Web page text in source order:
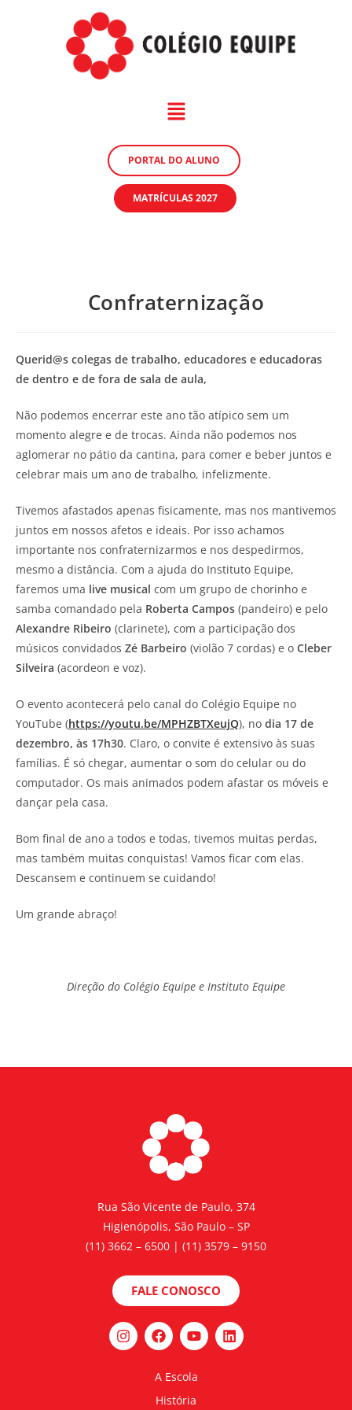
PORTAL DO ALUNO
MATRÍCULAS 2027
Confraternização
Querid@s colegas de trabalho, educadores e educadoras
de dentro e de fora de sala de aula,
Não podemos encerrar este ano tão atípico sem um
momento alegre e de trocas. Ainda não podemos nos
aglomerar no pátio da cantina, para comer e beber juntos e
celebrar mais um ano de trabalho, infelizmente.
Tivemos afastados apenas fisicamente, mas nos mantivemos
juntos em nossos afetos e ideais. Por isso achamos
importante nos confraternizarmos e nos despedirmos,
mesmo a distância. Com a ajuda do Instituto Equipe,
faremos uma live musical com um grupo de chorinho e
samba comandado pela Roberta Campos (pandeiro) e pelo
Alexandre Ribeiro (clarinete), com a participação dos
músicos convidados Zé Barbeiro (violão 7 cordas) e o Cleber
Silveira (acordeon e voz).
O evento acontecerá pelo canal do Colégio Equipe no
YouTube (https://youtu.be/MPHZBTXeujQ), no dia 17 de
dezembro, às 17h30. Claro, o convite é extensivo às suas
famílias. É só chegar, aumentar o som do celular ou do
computador. Os mais animados podem afastar os móveis e
dançar pela casa.
Bom final de ano a todos e todas, tivemos muitas perdas,
mas também muitas conquistas! Vamos ficar com elas.
Descansem e continuem se cuidando!
Um grande abraço!
Direção do Colégio Equipe e Instituto Equipe
Rua São Vicente de Paulo, 374
Higienópolis, São Paulo – SP
(11) 3662 – 6500 | (11) 3579 – 9150
FALE CONOSCO
A Escola
História